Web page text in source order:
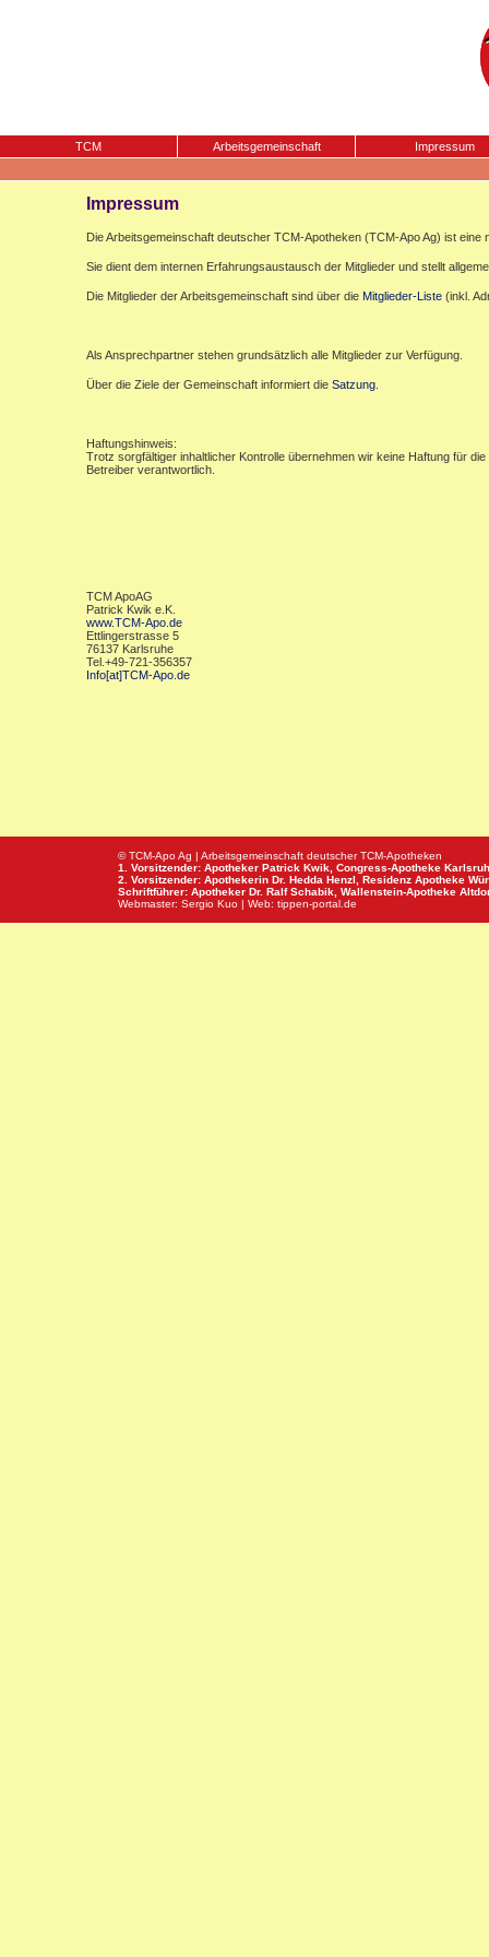
TCM Arbeitsgemeinschaft Impressum
Impressum
Die Arbeitsgemeinschaft deutscher TCM-Apotheken (TCM-Apo Ag) ist eine
Sie dient dem internen Erfahrungsaustausch der Mitglieder und stellt
Die Mitglieder der Arbeitsgemeinschaft sind über die Mitglieder-Liste (inkl.
Als Ansprechpartner stehen grundsätzlich alle Mitglieder zur Verfügung.
Über die Ziele der Gemeinschaft informiert die Satzung
Haftungshinweis:
Trotz sorgfältiger inhaltlicher Kontrolle übernehmen wir keine Haftung für
Betreiber verantwortlich.
TCM ApoAG
Patrick Kwik e.K.
www.TCM-Apo.de
Ettlingerstrasse 5
76137 Karlsruhe
Tel.+49-721-356357
Info[at]TCM-Apo.de
© TCM-Apo Ag | Arbeitsgemeinschaft deutscher TCM-Apotheken
1. Vorsitzender: Apotheker Patrick Kwik, Congress-Apotheke
2. Vorsitzender: Apothekerin Dr. Hedda Henzl, Residenz Apotheke
Schriftführer: Apotheker Dr. Ralf Schabik, Wallenstein-Apotheke
Webmaster: Sergio Kuo | Web: tippen-portal.de